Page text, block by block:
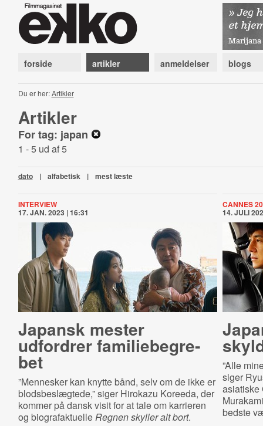
forside artikler anmeldelser blogs
Du er her:Artikler
Artikler
For tag: japan
1 - 5 ud af 5
dato | alfabetisk | mest læste
INTERVIEW
17. JAN. 2023 | 16:31
Japansk mester
udfordrer fa­mi­lie­be­gre­
bet
”Mennesker kan knytte bånd, selv om de ikke er
blodsbeslægtede,” siger Hirokazu Koreeda, der
kommer på dansk visit for at tale om karrieren
og biografaktuelleRegnen skyller alt bort.
CANNES
14. JULI
”Alle
siger
asiatiske
bedste